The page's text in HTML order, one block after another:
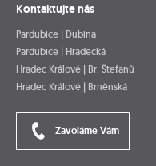
Kontaktujte nás
Pardubice | Dubina
Pardubice | Hradecká
Hradec Králové | Br. Štefanů
Hradec Králové | Brněnská
Zavoláme Vám